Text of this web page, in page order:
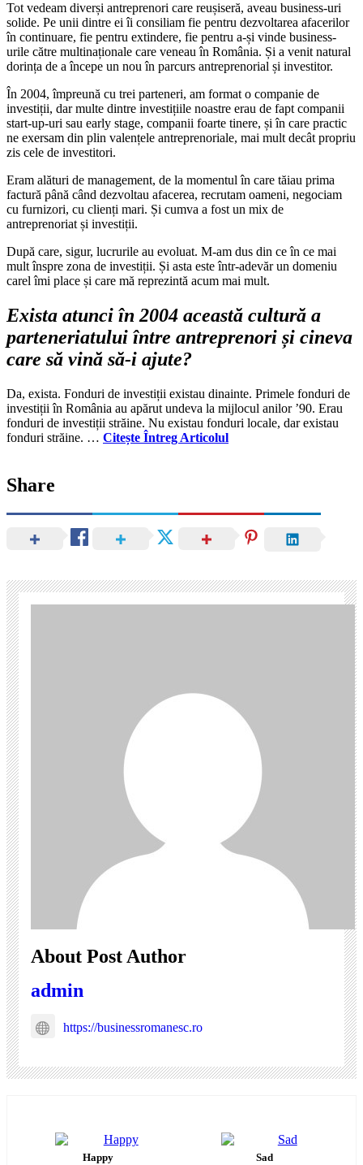
Tot vedeam diverși antreprenori care reușiseră, aveau business-uri
solide. Pe unii dintre ei îi consiliam fie pentru dezvoltarea afacerilor
în continuare, fie pentru extindere, fie pentru a-și vinde business-
urile către multinaționale care veneau în România. Și a venit natural
dorința de a începe un nou în parcurs antreprenorial și investitor.
În 2004, împreună cu trei parteneri, am format o companie de
investiții, dar multe dintre investițiile noastre erau de fapt companii
start-up-uri sau early stage, companii foarte tinere, și în care practic
ne exersam din plin valențele antreprenoriale, mai mult decât propriu
zis cele de investitori.
Eram alături de management, de la momentul în care tăiau prima
factură până când dezvoltau afacerea, recrutam oameni, negociam
cu furnizori, cu clienți mari. Și cumva a fost un mix de
antreprenoriat și investiții.
După care, sigur, lucrurile au evoluat. M-am dus din ce în ce mai
mult înspre zona de investiții. Și asta este într-adevăr un domeniu
carel îmi place și care mă reprezintă acum mai mult.
Exista atunci în 2004 această cultură a
parteneriatului între antreprenori și cineva
care să vină să-i ajute?
Da, exista. Fonduri de investiții existau dinainte. Primele fonduri de
investiții în România au apărut undeva la mijlocul anilor ’90. Erau
fonduri de investiții străine. Nu existau fonduri locale, dar existau
fonduri străine. … Citește Întreg Articolul
Share
About Post Author
admin
https://businessromanesc.ro
Happy Sad